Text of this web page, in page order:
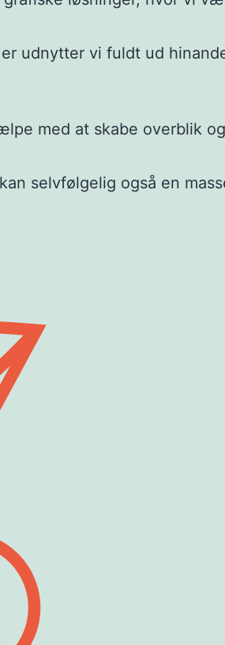
udnytter vi fuldt ud
med at skabe overblik
selvfølgelig også en